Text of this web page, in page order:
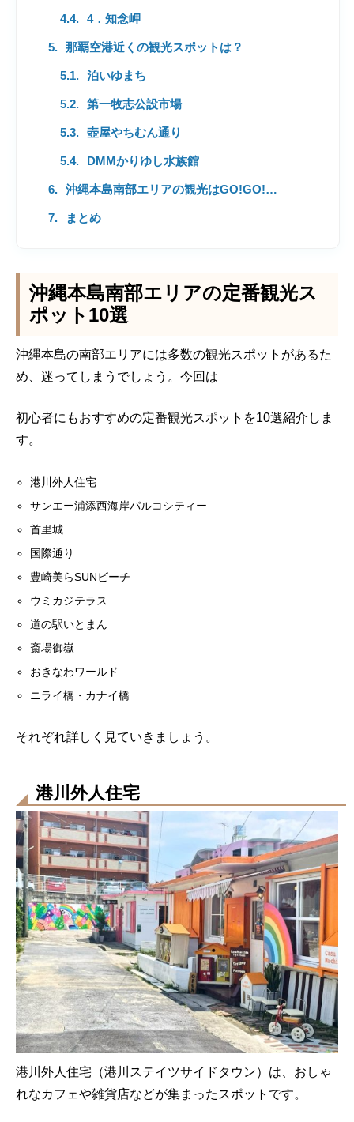
4．知念岬
那覇空港近くの観光スポットは？
泊いゆまち
第一牧志公設市場
壺屋やちむん通り
DMMかりゆし水族館
沖縄本島南部エリアの観光はGO!GO!レンタカーにお任せ
まとめ
沖縄本島南部エリアの定番観光ス
ポット10選
沖縄本島の南部エリアには多数の観光スポットがあるた
め、迷ってしまうでしょう。今回は
初心者にもおすすめの定番観光スポットを10選紹介しま
す。
港川外人住宅
サンエー浦添西海岸パルコシティー
首里城
国際通り
豊崎美らSUNビーチ
ウミカジテラス
道の駅いとまん
斎場御嶽
おきなわワールド
ニライ橋・カナイ橋
それぞれ詳しく見ていきましょう。
港川外人住宅
港川外人住宅（港川ステイツサイドタウン）は、おしゃ
れなカフェや雑貨店などが集まったスポットです。